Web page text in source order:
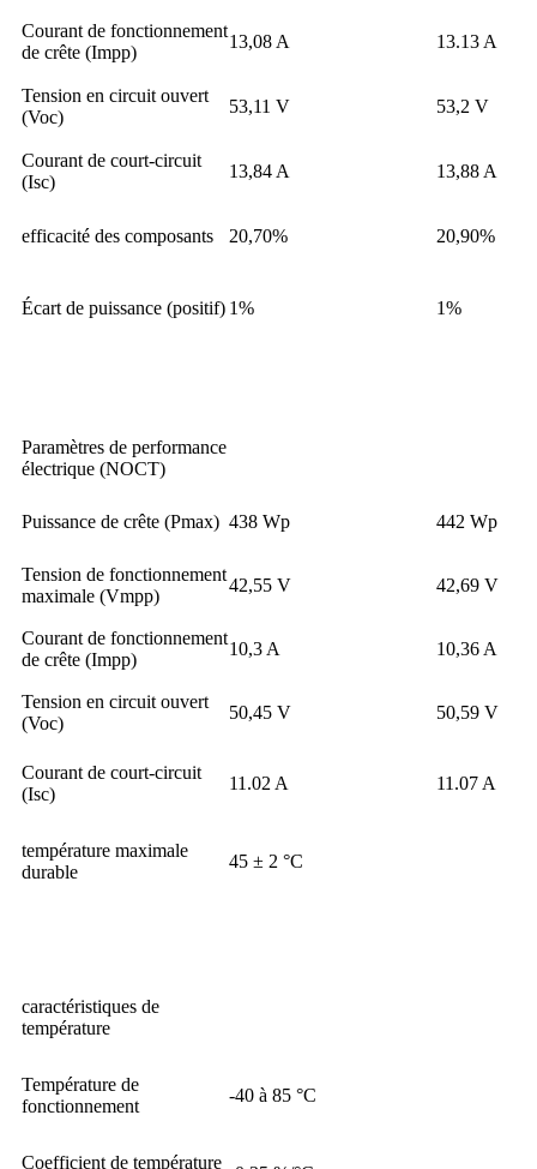
Courant de fonctionnement
de crête (Impp)
13,08 A 13.13 A
Tension en circuit ouvert
(Voc)
53,11 V 53,2 V
Courant de court-circuit
(Isc)
13,84 A 13,88 A
efficacité des composants 20,70% 20,90%
Écart de puissance (positif) 1% 1%
Paramètres de performance
électrique (NOCT)
Puissance de crête (Pmax) 438 Wp 442 Wp
Tension de fonctionnement
maximale (Vmpp)
42,55 V 42,69 V
Courant de fonctionnement
de crête (Impp)
10,3 A 10,36 A
Tension en circuit ouvert
(Voc)
50,45 V 50,59 V
Courant de court-circuit
(Isc)
11.02 A 11.07 A
température maximale
durable
45 ± 2 °C
caractéristiques de
température
Température de
fonctionnement
-40 à 85 °C
Coefficient de température